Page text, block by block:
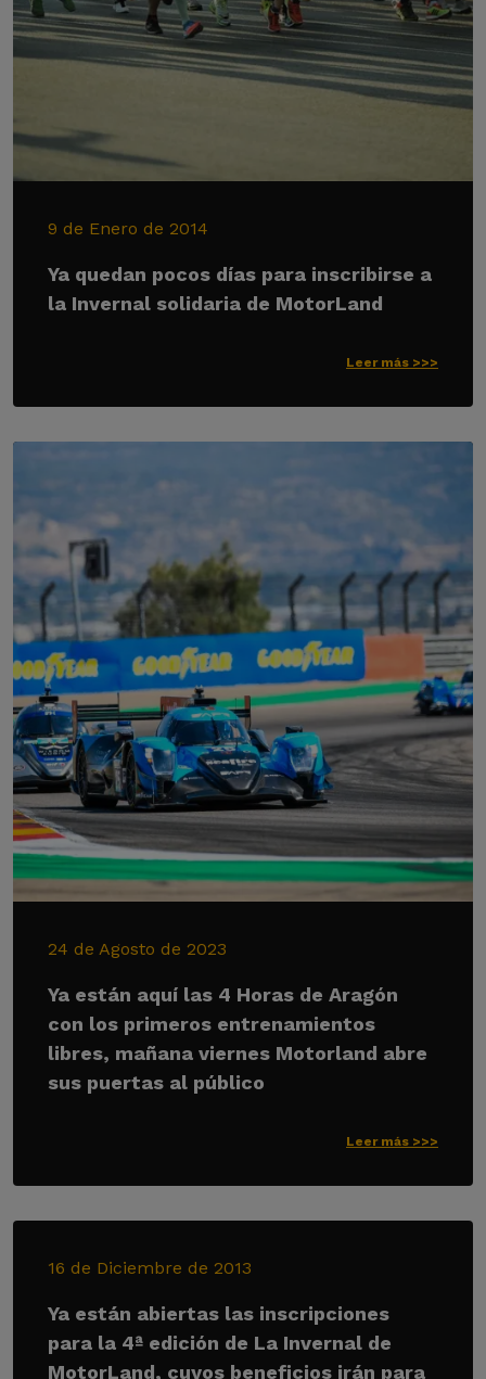
9 de Enero de 2014
Ya quedan pocos días para inscribirse a
la Invernal solidaria de MotorLand
Leer más >>>
24 de Agosto de 2023
Ya están aquí las 4 Horas de Aragón
con los primeros entrenamientos
libres, mañana viernes Motorland abre
sus puertas al público
Leer más >>>
16 de Diciembre de 2013
Ya están abiertas las inscripciones
para la 4ª edición de La Invernal de
MotorLand, cuyos beneficios irán para